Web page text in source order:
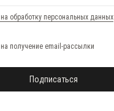
обработку персональных данных
получение email-рассылки
Подписаться